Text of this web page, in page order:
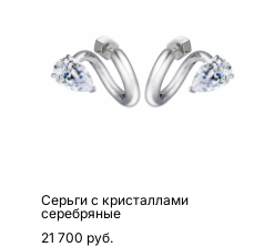
Серьги с кристаллами
серебряные
21 700 pуб.